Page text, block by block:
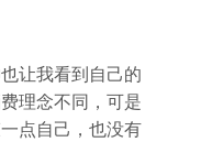
让我看到自己的
理念不同，可是
点自己，也没有